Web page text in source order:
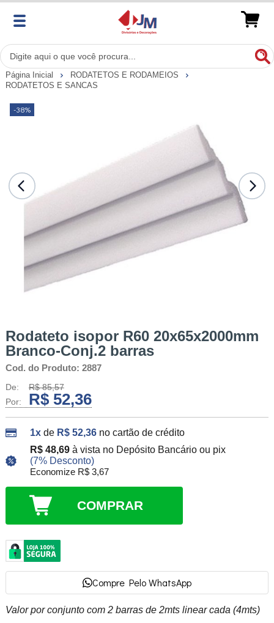
Página Inicial
RODATETOS E RODAMEIOS
RODATETOS E SANCAS
-38%
Rodateto isopor R60 20x65x2000mm
Branco-Conj.2 barras
Cod. do Produto: 2887
De:
R$ 85,57
Por:
R$ 52,36
1xde R$ 52,36 no cartão de crédito
R$ 48,69 à vista no Depósito Bancário ou pix
(7% Desconto)
Economize R$ 3,67
COMPRAR
Compre Pelo WhatsApp
Valor por conjunto com 2 barras de 2mts linear cada (4mts)